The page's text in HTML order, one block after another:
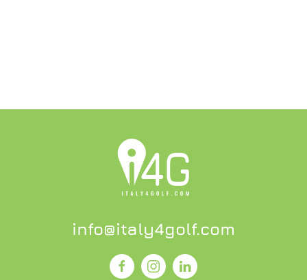
info@italy4golf.com